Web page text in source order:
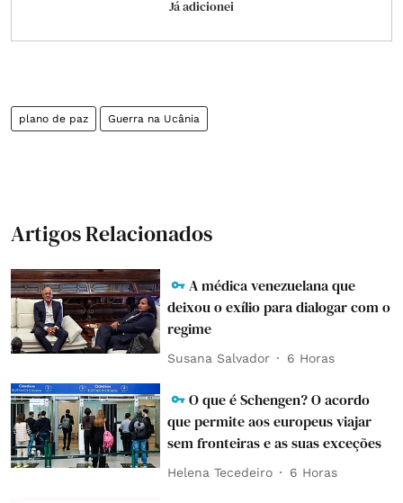
Já adicionei
plano de paz Guerra na Ucânia
Artigos Relacionados
A médica venezuelana que
deixou o exílio para dialogar com o
regime
Susana Salvador 6 Horas
O que é Schengen? O acordo
que permite aos europeus viajar
sem fronteiras e as suas exceções
Helena Tecedeiro 6 Horas